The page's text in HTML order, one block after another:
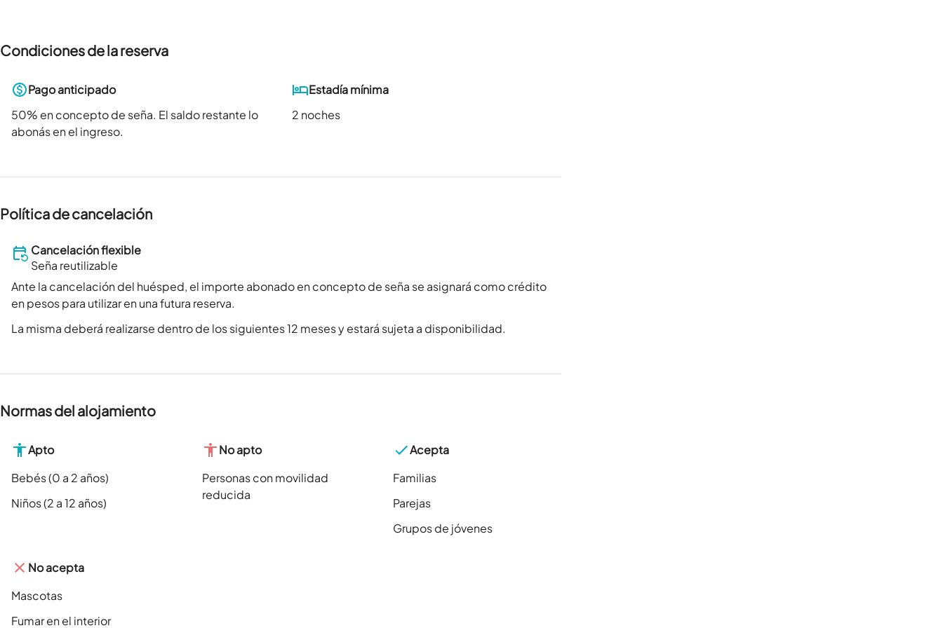
Condiciones de la reserva
Pago anticipado
50% en concepto de seña. El saldo restante lo
abonás en el ingreso.
Estadía mínima
2 noches
Política de cancelación
Cancelación flexible
Seña reutilizable
Ante la cancelación del huésped, el importe abonado en concepto de seña se asignará como crédito
en pesos para utilizar en una futura reserva.
La misma deberá realizarse dentro de los siguientes 12 meses y estará sujeta a disponibilidad.
Normas del alojamiento
Apto
Bebés (0 a 2 años)
Niños (2 a 12 años)
No apto
Personas con movilidad
reducida
Acepta
Familias
Parejas
Grupos de jóvenes
No acepta
Mascotas
Fumar en el interior